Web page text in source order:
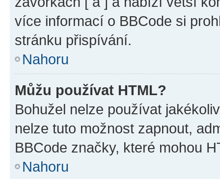
více informací o BBCode si
stránku přispívání.
Nahoru
Můžu používat HTML?
Bohužel nelze používat
nelze tuto možnost zapnout,
BBCode značky, které mohou
Nahoru